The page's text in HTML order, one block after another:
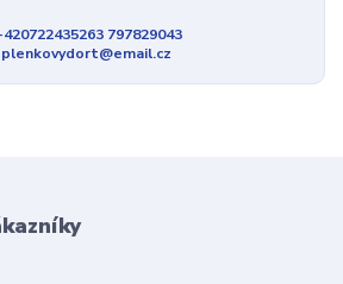
797829043
plenkovydort@email.cz